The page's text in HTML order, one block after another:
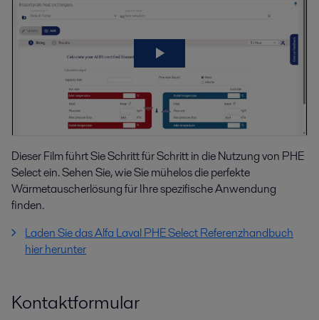
Dieser Film führt Sie Schritt für Schritt in die Nutzung von PHE
Select ein. Sehen Sie, wie Sie mühelos die perfekte
Wärmetauscherlösung für Ihre spezifische Anwendung
finden.
Laden Sie das Alfa Laval PHE Select Referenzhandbuch
hier herunter
Kontaktformular